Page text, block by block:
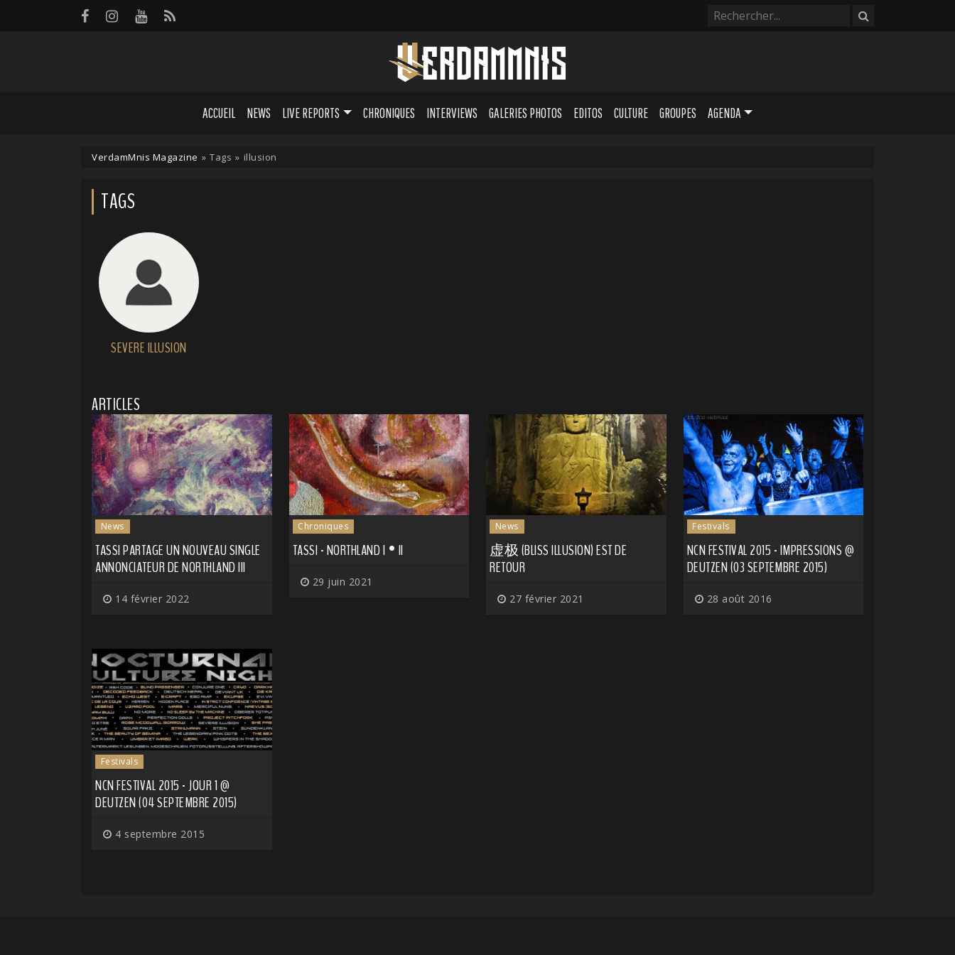
ACCUEIL NEWS LIVE REPORTS CHRONIQUES INTERVIEWS GALERIES PHOTOS EDITOS CULTURE GROUPES AGENDA
VerdamMnis Magazine » Tags » illusion
TAGS
SEVERE ILLUSION
ARTICLES
News
TASSI PARTAGE UN NOUVEAU SINGLE
ANNONCIATEUR DE NORTHLAND III
14 février 2022
Chroniques
TASSI - NORTHLAND I • II
29 juin 2021
News
虚极 (BLISS ILLUSION) EST DE
RETOUR
27 février 2021
Festivals
NCN FESTIVAL 2015 - IMPRESSIONS @
DEUTZEN (03 SEPTEMBRE 2015)
28 août 2016
Festivals
NCN FESTIVAL 2015 - JOUR 1 @
DEUTZEN (04 SEPTEMBRE 2015)
4 septembre 2015
Panneau de gestion des cookies